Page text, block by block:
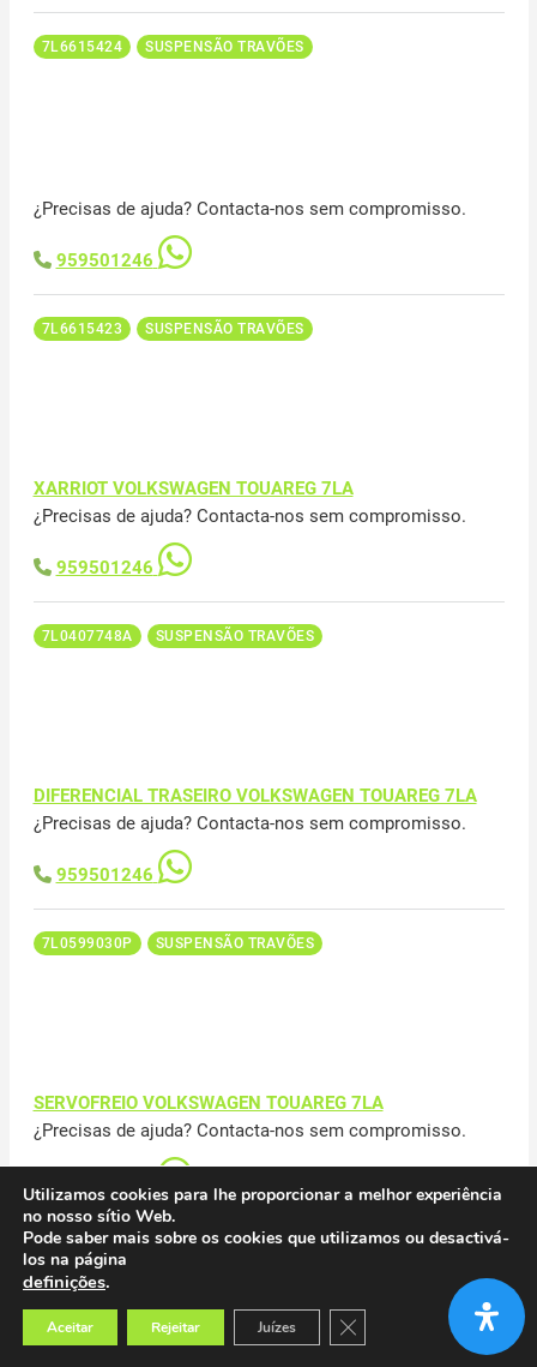
7L6615424 SUSPENSÃO TRAVÕES
¿Precisas de ajuda? Contacta-nos sem compromisso.
959501246
7L6615423 SUSPENSÃO TRAVÕES
XARRIOT VOLKSWAGEN TOUAREG 7LA
¿Precisas de ajuda? Contacta-nos sem compromisso.
959501246
7L0407748A SUSPENSÃO TRAVÕES
DIFERENCIAL TRASEIRO VOLKSWAGEN TOUAREG 7LA
¿Precisas de ajuda? Contacta-nos sem compromisso.
959501246
7L0599030P SUSPENSÃO TRAVÕES
SERVOFREIO VOLKSWAGEN TOUAREG 7LA
¿Precisas de ajuda? Contacta-nos sem compromisso.
7L6612101 SUSPENSÃO TRAVÕES
Utilizamos cookies para lhe proporcionar a melhor experiência
no nosso sítio Web.
Pode saber mais sobre os cookies que utilizamos ou desactivá-
los na página
definições.
Aceitar Rejeitar Juízes Close GDPR Cookie Banner